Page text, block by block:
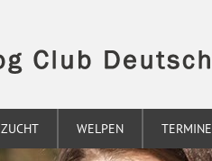
ZUCHT WELPEN TERMINE